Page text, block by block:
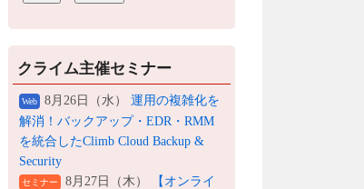
クライム主催セミナー
Web 8月26日（水） 運用の複雑化を
解消！バックアップ・EDR・RMM
を統合したClimb Cloud Backup &
Security
セミナー 8月27日（木）
【オンライ